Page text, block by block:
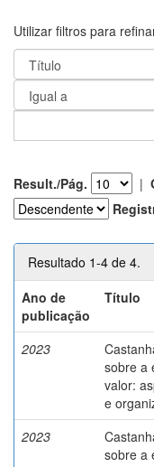
Utilizar filtros para
Result./Pág. |
Resultado 1-4 de 4.
Ano de
publicação
Título
2023
sobre a
valor:
e
2023
sobre a